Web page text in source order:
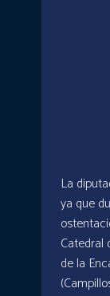
La
ya que
Catedral
de la